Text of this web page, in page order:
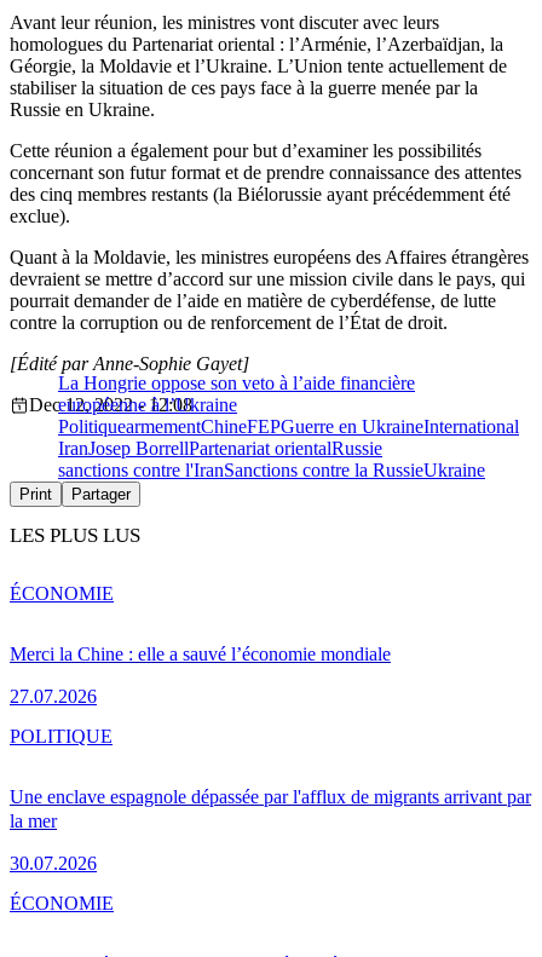
Avant leur réunion, les ministres vont discuter avec leurs
homologues du Partenariat oriental : l’Arménie, l’Azerbaïdjan, la
Géorgie, la Moldavie et l’Ukraine. L’Union tente actuellement de
stabiliser la situation de ces pays face à la guerre menée par la
Russie en Ukraine.
Cette réunion a également pour but d’examiner les possibilités
concernant son futur format et de prendre connaissance des attentes
des cinq membres restants (la Biélorussie ayant précédemment été
exclue).
Quant à la Moldavie, les ministres européens des Affaires étrangères
devraient se mettre d’accord sur une mission civile dans le pays, qui
pourrait demander de l’aide en matière de cyberdéfense, de lutte
contre la corruption ou de renforcement de l’État de droit.
La Hongrie oppose son veto à l’aide financière
européenne à l’Ukraine
[Édité par Anne-Sophie Gayet]
Dec 12, 2022 - 12:08
PolitiquearmementChineFEPGuerre en UkraineInternational
IranJosep BorrellPartenariat orientalRussie
sanctions contre l'IranSanctions contre la RussieUkraine
Print Partager
LES PLUS LUS
Merci la Chine : elle a sauvé l’économie mondiale
27.07.2026
ÉCONOMIE
Une enclave espagnole dépassée par l'afflux de migrants arrivant par
la mer
30.07.2026
POLITIQUE
ÉCONOMIE